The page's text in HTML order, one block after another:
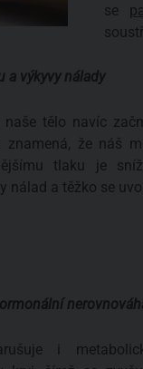
se
a výkyvy nálady
naše tělo navíc
znamená, že
tlaku je
nálad a těžko se
i